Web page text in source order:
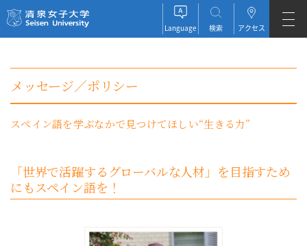
清泉女子大学 Seisen University
Language
ESPAÑOL
検索 アクセス
メッセージ／ポリシー
スペイン語を学ぶなかで見つけてほしい“生きる力”
「世界で活躍するグローバルな人材」を目指すため
にもスペイン語を！